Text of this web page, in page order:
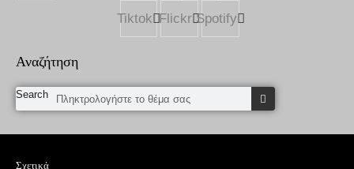
Tiktok Flickr Spotify
Αναζήτηση
Search
Σχετικά